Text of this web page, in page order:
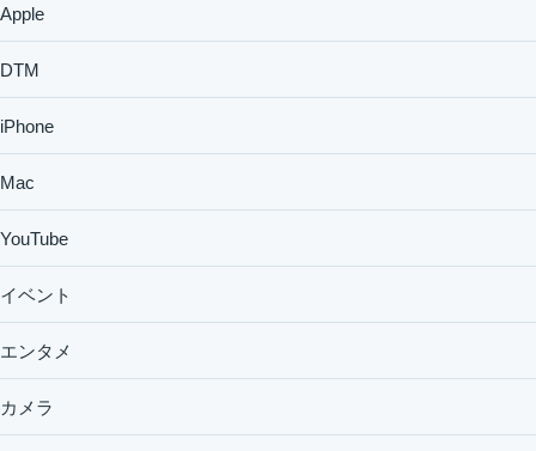
Apple
DTM
iPhone
Mac
YouTube
イベント
エンタメ
カメラ